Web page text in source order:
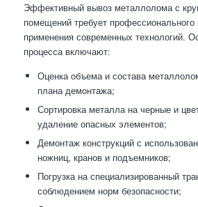
Эффективный вывоз металлолома с
помещений требует
применения современных технологий.
процесса включают:
Оценка объема и состава
плана демонтажа;
Сортировка металла на черные и
удаление опасных элементов;
Демонтаж конструкций с
ножниц, кранов и подъемников;
Погрузка на специализированный
соблюдением норм безопасности;